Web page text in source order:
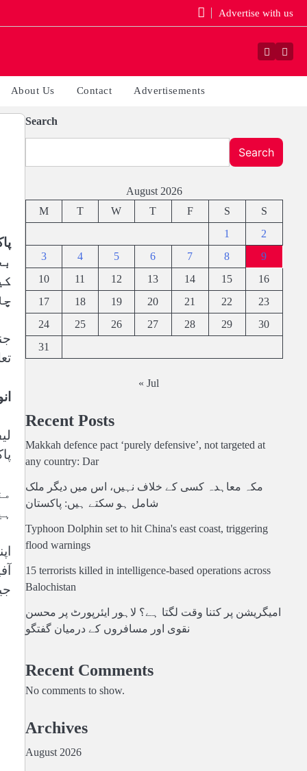
Advertise with us
Facebook
About Us Contact Advertisements
Search
Search
August 2026
M
T W T F S
S
1
2
3
4 5 6 7 8
9
10
11 12 13 14 15
16
17
18 19 20 21 22
23
24
25 26 27 28 29
30
31
« Jul
Recent Posts
Makkah defence pact ‘purely defensive’, not targeted at
any country: Dar
مکہ معاہدہ کسی کے خلاف نہیں، اس میں دیگر ملک
شامل ہو سکتے ہیں: پاکستان
Typhoon Dolphin set to hit China's east coast, triggering
flood warnings
15 terrorists killed in intelligence-based operations across
Balochistan
امیگریشن پر کتنا وقت لگتا ہے؟ لاہور ایئرپورٹ پر محسن
نقوی اور مسافروں کے درمیان گفتگو
Recent Comments
No comments to show.
Archives
August 2026